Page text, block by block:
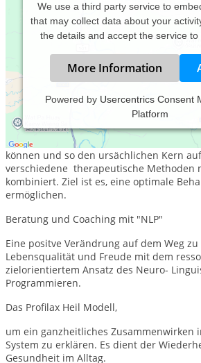
We use a third party service to
that may collect data about your
the details and accept the service to
More Information
Powered by Usercentrics Consent
Platform
Psychotherapie, Ganzheitlich &
Um sich dem eigentlichen Problem
können und so den ursächlichen Kern
verschiedene therapeutische Methoden
kombiniert. Ziel ist es, eine optimale
ermöglichen.
Beratung und Coaching mit "NLP"
Eine positve Verändrung auf dem Weg
Lebensqualität und Freude mit dem
zielorientiertem Ansatz des Neuro-
Programmieren.
Das Profilax Heil Modell,
um ein ganzheitliches Zusammenwirken
System zu erklären. Es dient der
Gesundheit im Alltag.